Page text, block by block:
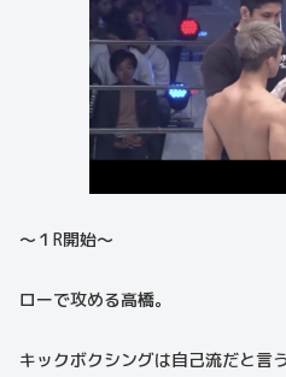
〜１R開始〜
ローで攻める高橋。
キックボクシングは自己流だと言